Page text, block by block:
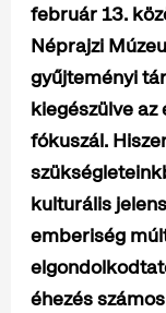
február 13.
Néprajzi
gyűjteményi
kiegészülve
fókuszál.
kulturális
emberiség
éhezés